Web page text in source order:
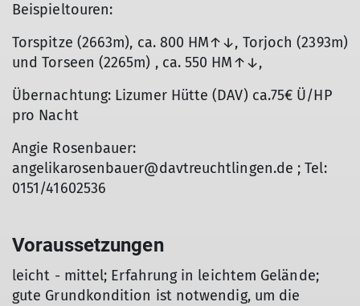
Beispieltouren:
Torspitze (2663m), ca. 800 HM↑↓, Torjoch (2393m)
und Torseen (2265m) , ca. 550 HM↑↓,
Übernachtung: Lizumer Hütte (DAV) ca.75€ Ü/HP
pro Nacht
Angie Rosenbauer:
angelikarosenbauer@davtreuchtlingen.de ; Tel:
0151/41602536
Voraussetzungen
leicht - mittel; Erfahrung in leichtem Gelände;
gute Grundkondition ist notwendig, um die